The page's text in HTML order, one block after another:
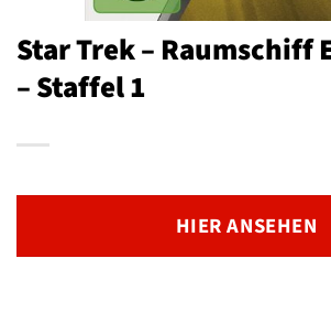
Star Trek – Raumschiff
– Staffel 1
HIER ANSEHEN